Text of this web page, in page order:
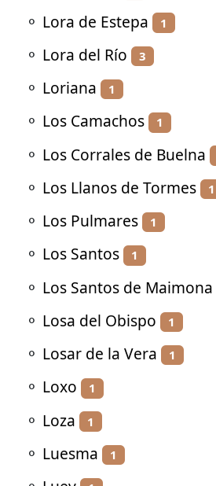
⚬ Lora de Estepa 1
⚬ Lora del Río 3
⚬ Loriana 1
⚬ Los Camachos 1
⚬ Los Corrales de Buelna
⚬ Los Llanos de Tormes 1
⚬ Los Pulmares 1
⚬ Los Santos 1
⚬ Los Santos de Maimona
⚬ Losa del Obispo 1
⚬ Losar de la Vera 1
⚬ Loxo 1
⚬ Loza 1
⚬ Luesma 1